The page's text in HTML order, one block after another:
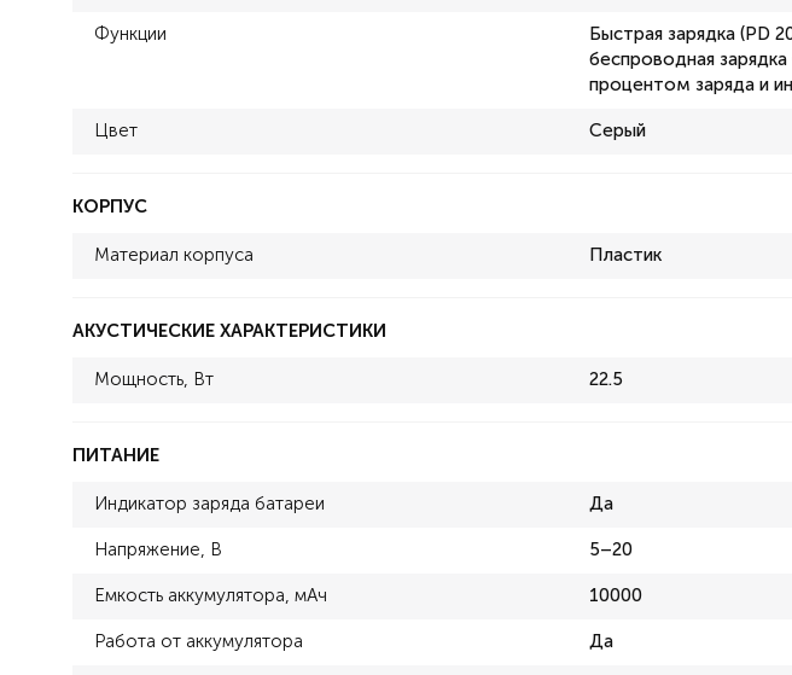
Функции
Быстрая зарядка (PD
беспроводная
процентом заряда и
Цвет Серый
КОРПУС
Материал корпуса Пластик
АКУСТИЧЕСКИЕ ХАРАКТЕРИСТИКИ
Мощность, Вт 22.5
ПИТАНИЕ
Индикатор заряда батареи Да
Напряжение, В 5–20
Емкость аккумулятора, мАч 10000
Работа от аккумулятора Да